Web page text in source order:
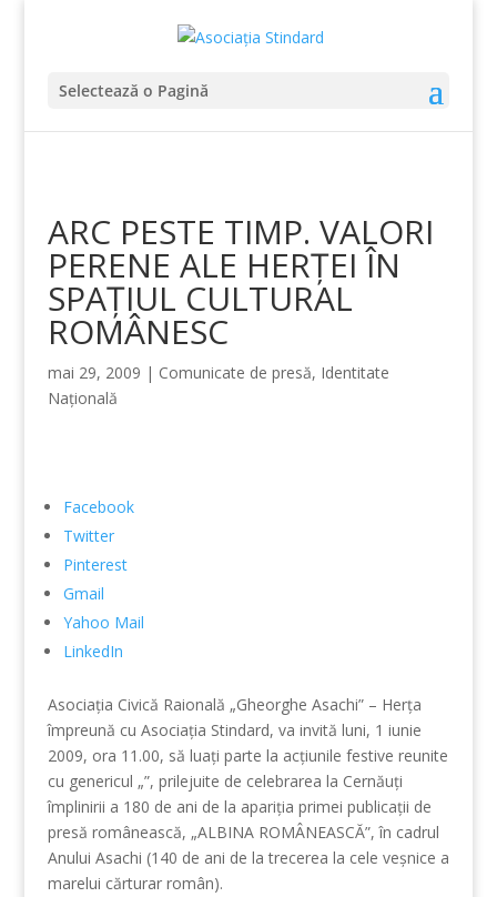
Selectează o Pagină
ARC PESTE TIMP. VALORI
PERENE ALE HERŢEI ÎN
SPAŢIUL CULTURAL
ROMÂNESC
mai 29, 2009 | Comunicate de presă, Identitate
Națională
Facebook
Twitter
Pinterest
Gmail
Yahoo Mail
LinkedIn
Asociaţia Civică Raională „Gheorghe Asachi” – Herţa
împreună cu Asociaţia Stindard, va invită luni, 1 iunie
2009, ora 11.00, să luaţi parte la acţiunile festive reunite
cu genericul „”, prilejuite de celebrarea la Cernăuţi
împlinirii a 180 de ani de la apariţia primei publicaţii de
presă românească, „ALBINA ROMÂNEASCĂ”, în cadrul
Anului Asachi (140 de ani de la trecerea la cele veşnice a
marelui cărturar român).